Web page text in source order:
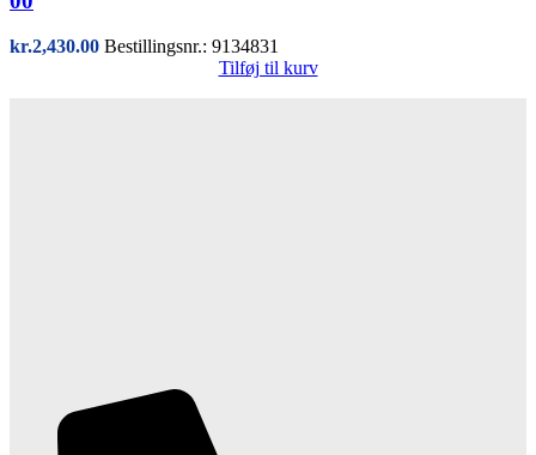
kr.2,430.00 Bestillingsnr.: 9134831
Tilføj til kurv